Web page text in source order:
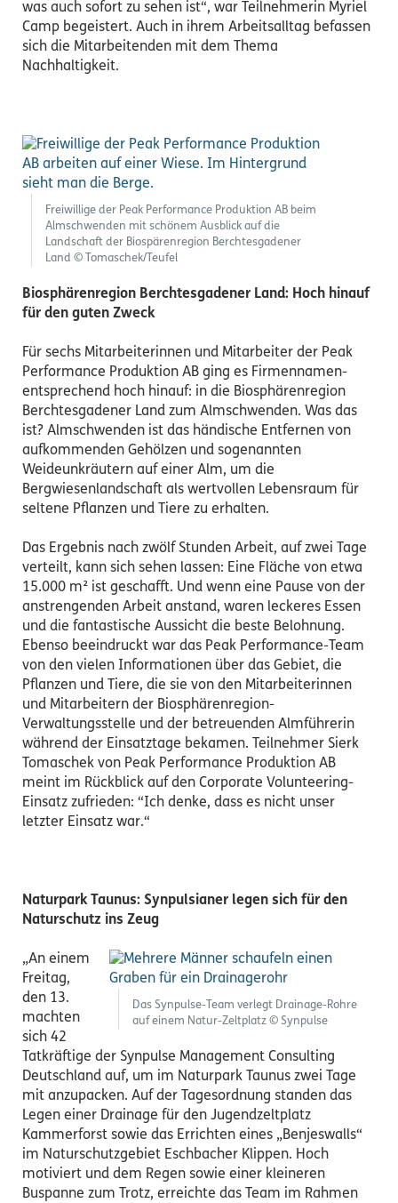
was auch sofort zu sehen ist“, war Teilnehmerin Myriel
Camp begeistert. Auch in ihrem Arbeitsalltag befassen
sich die Mitarbeitenden mit dem Thema
Nachhaltigkeit.
Freiwillige der Peak Performance Produktion AB beim
Almschwenden mit schönem Ausblick auf die
Landschaft der Biospärenregion Berchtesgadener
Land © Tomaschek/Teufel
Biosphärenregion Berchtesgadener Land: Hoch hinauf
für den guten Zweck
Für sechs Mitarbeiterinnen und Mitarbeiter der Peak
Performance Produktion AB ging es Firmennamen-
entsprechend hoch hinauf: in die Biosphärenregion
Berchtesgadener Land zum Almschwenden. Was das
ist? Almschwenden ist das händische Entfernen von
aufkommenden Gehölzen und sogenannten
Weideunkräutern auf einer Alm, um die
Bergwiesenlandschaft als wertvollen Lebensraum für
seltene Pflanzen und Tiere zu erhalten.
Das Ergebnis nach zwölf Stunden Arbeit, auf zwei Tage
verteilt, kann sich sehen lassen: Eine Fläche von etwa
15.000 m² ist geschafft. Und wenn eine Pause von der
anstrengenden Arbeit anstand, waren leckeres Essen
und die fantastische Aussicht die beste Belohnung.
Ebenso beeindruckt war das Peak Performance-Team
von den vielen Informationen über das Gebiet, die
Pflanzen und Tiere, die sie von den Mitarbeiterinnen
und Mitarbeitern der Biosphärenregion-
Verwaltungsstelle und der betreuenden Almführerin
während der Einsatztage bekamen. Teilnehmer Sierk
Tomaschek von Peak Performance Produktion AB
meint im Rückblick auf den Corporate Volunteering-
Einsatz zufrieden: “Ich denke, dass es nicht unser
letzter Einsatz war.“
Naturpark Taunus: Synpulsianer legen sich für den
Naturschutz ins Zeug
Das Synpulse-Team verlegt Drainage-Rohre
auf einem Natur-Zeltplatz © Synpulse
„An einem
Freitag,
den 13.
machten
sich 42
Tatkräftige der Synpulse Management Consulting
Deutschland auf, um im Naturpark Taunus zwei Tage
mit anzupacken. Auf der Tagesordnung standen das
Legen einer Drainage für den Jugendzeltplatz
Kammerforst sowie das Errichten eines „Benjeswalls“
im Naturschutzgebiet Eschbacher Klippen. Hoch
motiviert und dem Regen sowie einer kleineren
Buspanne zum Trotz, erreichte das Team im Rahmen